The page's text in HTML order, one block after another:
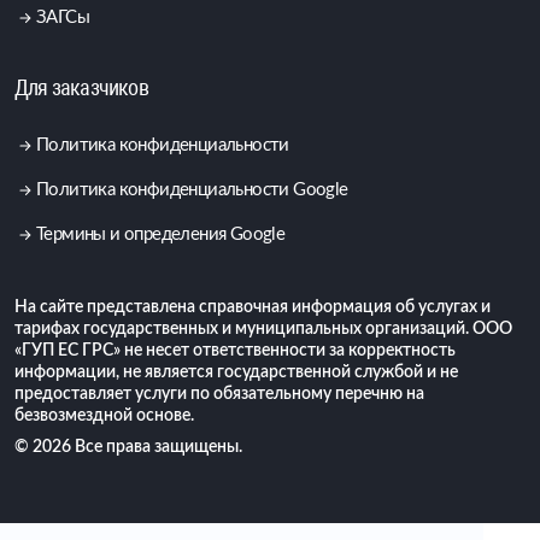
ЗАГСы
Для заказчиков
Политика конфиденциальности
Политика конфиденциальности Google
Термины и определения Google
На сайте представлена справочная информация об услугах и
тарифах государственных и муниципальных организаций. ООО
«ГУП ЕС ГРС» не несет ответственности за корректность
информации, не является государственной службой и не
предоставляет услуги по обязательному перечню на
безвозмездной основе.
© 2026 Все права защищены.